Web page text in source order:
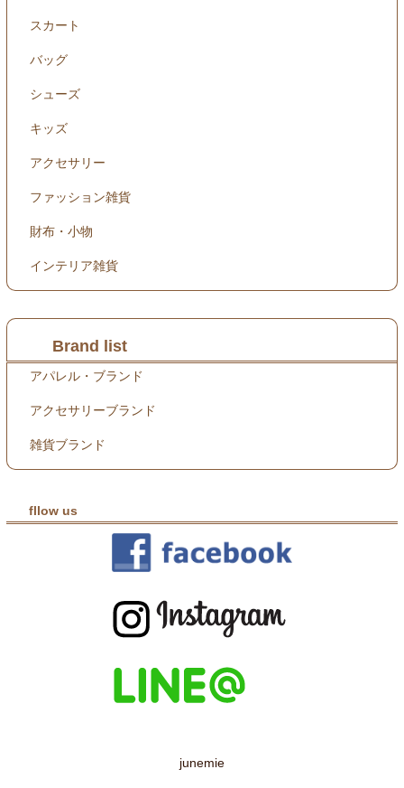
スカート
バッグ
シューズ
キッズ
アクセサリー
ファッション雑貨
財布・小物
インテリア雑貨
Brand list
アパレル・ブランド
アクセサリーブランド
雑貨ブランド
fllow us
junemie